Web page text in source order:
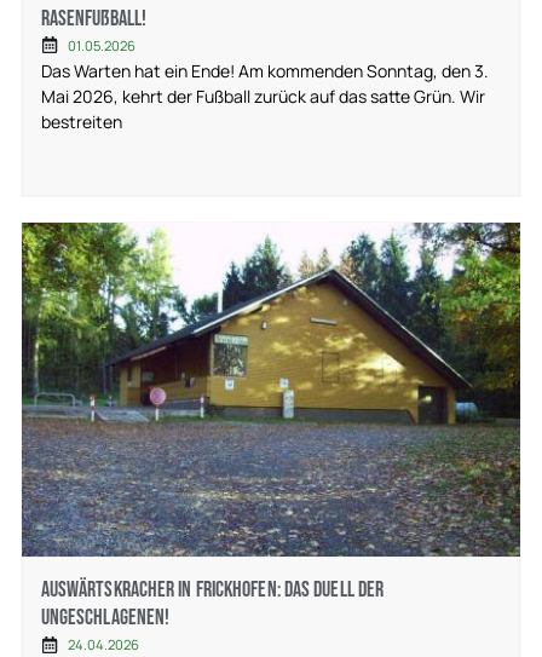
Rasenfußball!
01.05.2026
Das Warten hat ein Ende! Am kommenden Sonntag, den 3.
Mai 2026, kehrt der Fußball zurück auf das satte Grün. Wir
bestreiten
Auswärtskracher in Frickhofen: Das Duell der
Ungeschlagenen!
24.04.2026